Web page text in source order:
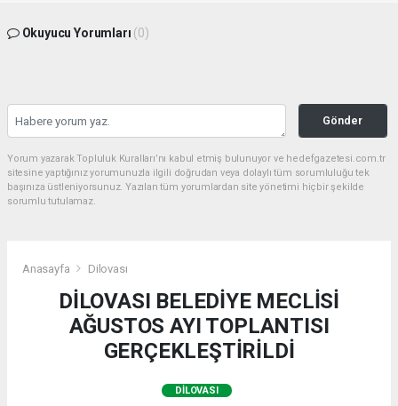
Okuyucu Yorumları (0)
Gönder
Yorum yazarak Topluluk Kuralları’nı kabul etmiş bulunuyor ve hedefgazetesi.com.tr
sitesine yaptığınız yorumunuzla ilgili doğrudan veya dolaylı tüm sorumluluğu tek
başınıza üstleniyorsunuz. Yazılan tüm yorumlardan site yönetimi hiçbir şekilde
sorumlu tutulamaz.
Anasayfa Dilovası
DİLOVASI BELEDİYE MECLİSİ
AĞUSTOS AYI TOPLANTISI
GERÇEKLEŞTİRİLDİ
DILOVASI